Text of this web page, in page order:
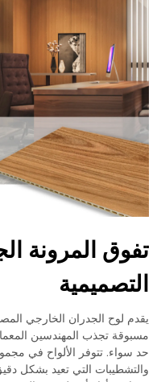
تفوق المرونة
التصميمية
مسبوقة تجذب المهندسين
حد سواء. تتوفر الألواح في
والتشطيبات التي تعيد بشكل